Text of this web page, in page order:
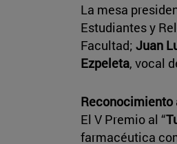
La mesa
Estudiantes y
Facultad; Juan
Ezpeleta, vocal
Reconocimiento
El V Premio al “
farmacéutica